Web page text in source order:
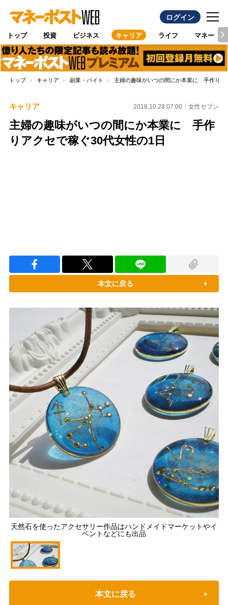
ログイン
トップ 投資 ビジネス キャリア ライフ マネー
トップ キャリア 副業・バイト 主婦の趣味がいつの間にか本業に 手作りア
キャリア 2018.10.28 07:00 女性セブン
主婦の趣味がいつの間にか本業に 手作
りアクセで稼ぐ30代女性の1日
本文に戻る
天然石を使ったアクセサリー作品はハンドメイドマーケットやイ
ベントなどにも出品
本文に戻る